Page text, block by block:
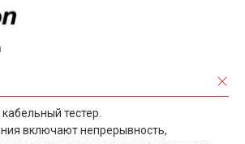
тестер.
включают непрерывность,